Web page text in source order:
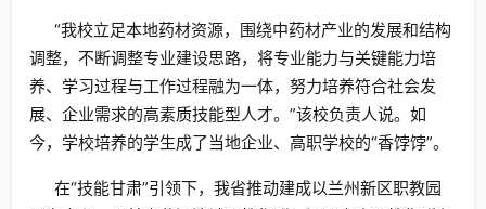
“我校立足本地药材资源，围绕中药材产业的发展和结构
调整，不断调整专业建设思路，将专业能力与关键能力培
养、学习过程与工作过程融为一体，努力培养符合社会发
展、企业需求的高素质技能型人才。”该校负责人说。如
今，学校培养的学生成了当地企业、高职学校的“香饽饽”。
在“技能甘肃”引领下，我省推动建成以兰州新区职教园